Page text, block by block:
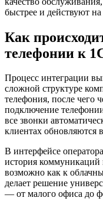
быстрее и действуют
Как
телефонии к
Процесс интеграции
сложной структуре
телефония, после чего
подключение
все звонки
клиентах обновляются
В интерфейсе
история
возможно как к
делает решение
— от малого офиса до